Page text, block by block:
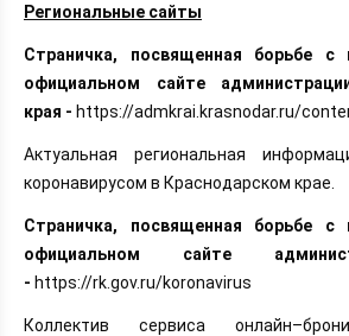
Региональные сайты
Страничка, посвященная борьбе с
официальном сайте
края - https://admkrai.krasnodar.ru/
Актуальная региональная
коронавирусом в Краснодарском крае.
Страничка, посвященная борьбе с
официальном сайте
- https://rk.gov.ru/koronavirus
Коллектив сервиса